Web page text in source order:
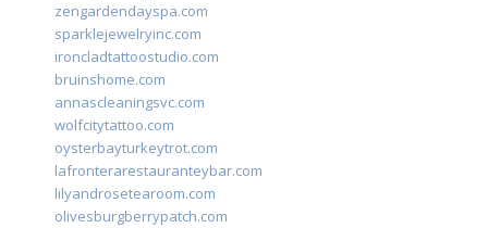
zengardendayspa.com
sparklejewelryinc.com
ironcladtattoostudio.com
bruinshome.com
annascleaningsvc.com
wolfcitytattoo.com
oysterbayturkeytrot.com
lafronterarestauranteybar.com
lilyandrosetearoom.com
olivesburgberrypatch.com